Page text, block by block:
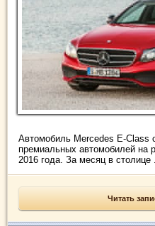
Автомобиль Mercedes E-Class
премиальных автомобилей на
2016 года. За месяц в столице
Читать